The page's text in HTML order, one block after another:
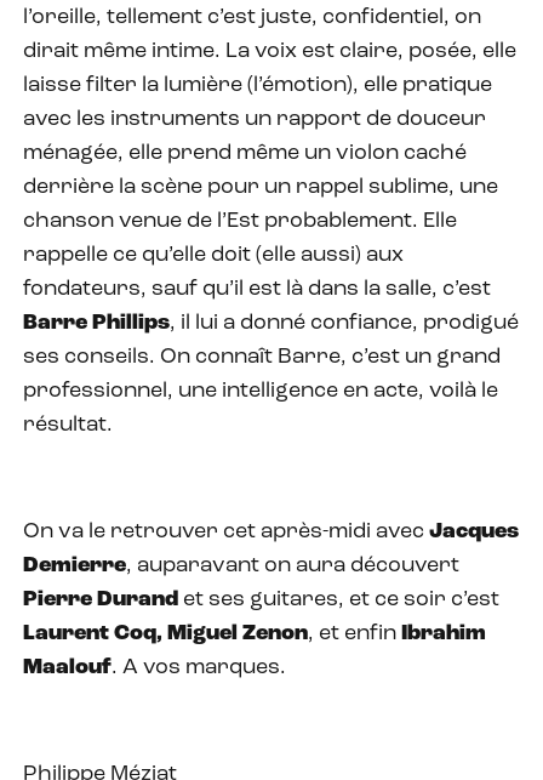
l’oreille, tellement c’est juste, confidentiel, on
dirait même intime. La voix est claire, posée, elle
laisse filter la lumière (l’émotion), elle pratique
avec les instruments un rapport de douceur
ménagée, elle prend même un violon caché
derrière la scène pour un rappel sublime, une
chanson venue de l’Est probablement. Elle
rappelle ce qu’elle doit (elle aussi) aux
fondateurs, sauf qu’il est là dans la salle, c’est
Barre Phillips, il lui a donné confiance, prodigué
ses conseils. On connaît Barre, c’est un grand
professionnel, une intelligence en acte, voilà le
résultat.
On va le retrouver cet après-midi avec Jacques
Demierre, auparavant on aura découvert
Pierre Durand et ses guitares, et ce soir c’est
Laurent Coq, Miguel Zenon, et enfin Ibrahim
Maalouf. A vos marques.
Philippe Méziat